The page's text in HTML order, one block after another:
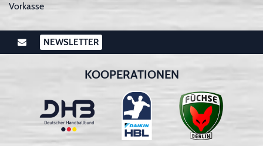
Vorkasse
NEWSLETTER
KOOPERATIONEN